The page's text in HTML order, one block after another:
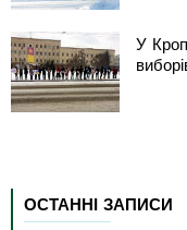
У
ОСТАННІ ЗАПИСИ